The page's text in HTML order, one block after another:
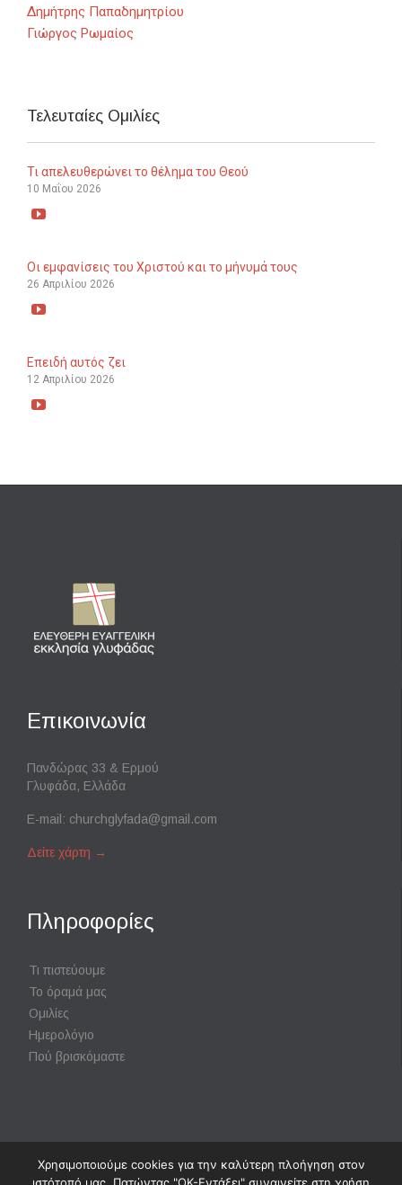
Δημήτρης Παπαδημητρίου
Γιώργος Ρωμαίος
Τελευταίες Ομιλίες
Τι απελευθερώνει το θέλημα του Θεού
10 Μαΐου 2026

Οι εμφανίσεις του Χριστού και το μήνυμά τους
26 Απριλίου 2026

Επειδή αυτός ζει
12 Απριλίου 2026

Επικοινωνία
Πανδώρας 33 & Ερμού
Γλυφάδα, Ελλάδα
E-mail: churchglyfada@gmail.com
Δείτε χάρτη →
Πληροφορίες
Τι πιστεύουμε
Το όραμά μας
Ομιλίες
Ημερολόγιο
Πού βρισκόμαστε
Powered byDigisol Ltd.|Χρήση Cookies
Χρησιμοποιούμε cookies για την καλύτερη πλοήγηση στον